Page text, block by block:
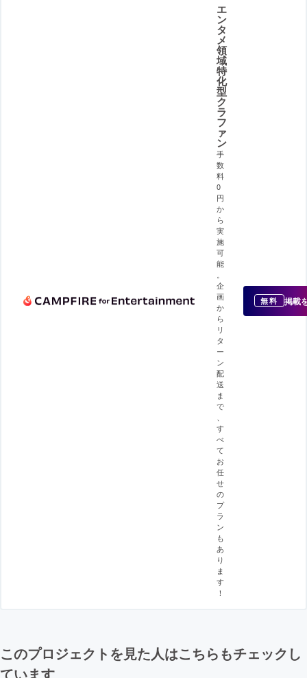
エ
ン
タ
メ
領
域
特
化
型
ク
ラ
フ
ァ
ン
手
数
料
0
円
か
ら
実
施
可
能
企
画
か
ら
リ
タ
ー
ン
配
送
ま
で
す
べ
て
お
任
せ
の
プ
ラ
ン
も
あ
り
ま
す
！
無料 掲載
このプロジェクトを見た人はこちらもチェックし
ています